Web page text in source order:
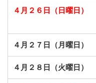
４月２６日（日曜日）
４月２７日（月曜日）
４月２８日（火曜日）